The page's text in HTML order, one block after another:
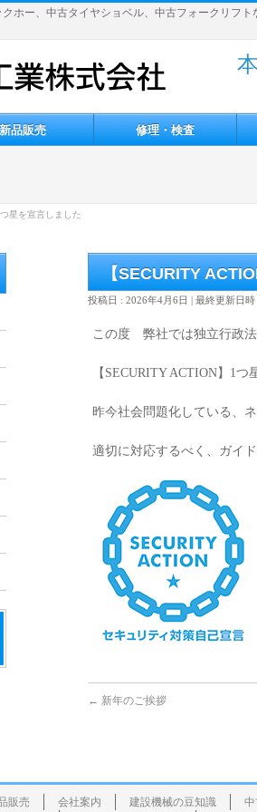
ホー、中古タイヤショベル、中古フォークリフ
品販売 修理・検査
星を宣言しました
【SECURITY
投稿日 : 2026年4月6日 最終更新日時
この度 弊社では独立行政
【SECURITY ACTION】1つ
昨今社会問題化している、
適切に対応するべく、ガイ
← 新年のご挨拶
販売 会社案内 建設機械の豆知識